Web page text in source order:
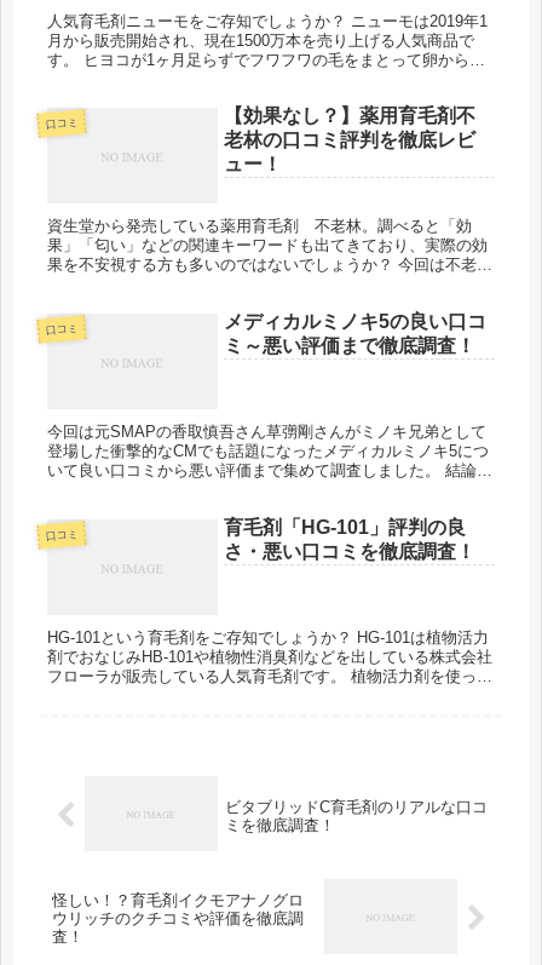
人気育毛剤ニューモをご存知でしょうか？ ニューモは2019年1
月から販売開始され、現在1500万本を売り上げる人気商品で
す。 ヒヨコが1ヶ月足らずでフワフワの毛をまとって卵から生
口コミ
【効果なし？】薬用育毛剤不
老林の口コミ評判を徹底レビ
ュー！
資生堂から発売している薬用育毛剤 不老林。調べると「効
果」「匂い」などの関連キーワードも出てきており、実際の効
果を不安視する方も多いのではないでしょうか？ 今回は不老林
口コミ
メディカルミノキ5の良い口コ
ミ～悪い評価まで徹底調査！
今回は元SMAPの香取慎吾さん草彅剛さんがミノキ兄弟として
登場した衝撃的なCMでも話題になったメディカルミノキ5につ
いて良い口コミから悪い評価まで集めて調査しました。 結論か
口コミ
育毛剤「HG-101」評判の良
さ・悪い口コミを徹底調査！
HG-101という育毛剤をご存知でしょうか？ HG-101は植物活力
剤でおなじみHB-101や植物性消臭剤などを出している株式会社
フローラが販売している人気育毛剤です。 植物活力剤を使って
ビタブリッドC育毛剤のリアルな口コ
ミを徹底調査！
怪しい！？育毛剤イクモアナノグロ
ウリッチのクチコミや評価を徹底調
査！